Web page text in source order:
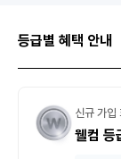
등급별 혜택 안내
신규 가입
웰컴 등